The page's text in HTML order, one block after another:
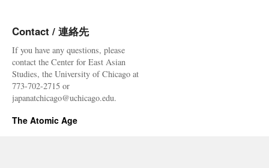
Contact / 連絡先
If you have any questions, please
contact the Center for East Asian
Studies, the University of Chicago at
773-702-2715 or
japanatchicago@uchicago.edu.
The Atomic Age